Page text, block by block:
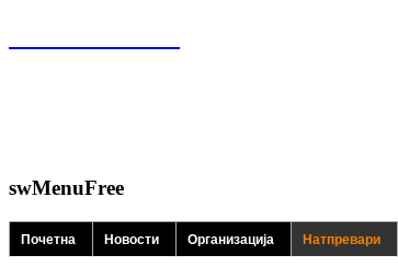
swMenuFree
Почетна Новости Организација Натпревари